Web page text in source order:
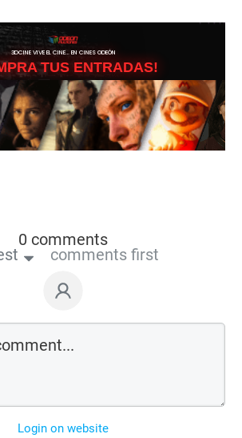
3DCINE VIVE EL CINE… EN CINES ODEÓN
TUS ENTRADAS!
0 comments
comments first
Login on website